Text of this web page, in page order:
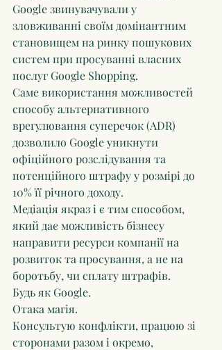
Google звинувачували у
зловживанні своїм домінантним
становищем на ринку пошукових
систем при просуванні власних
послуг Google Shopping.
Саме використання можливостей
способу альтернативного
врегулювання суперечок (ADR)
дозволило Google уникнути
офіційного розслідування та
потенційного штрафу у розмірі до
10% її річного доходу.
Медіація якраз і є тим способом,
який дає можливість бізнесу
направити ресурси компанії на
розвиток та просування, а не на
боротьбу, чи сплату штрафів.
Будь як Google.
Отака магія.
Консультую конфлікти, працюю зі
сторонами разом і окремо,